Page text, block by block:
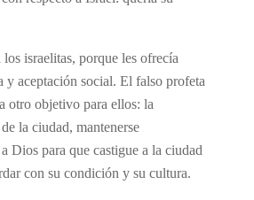
los israelitas, porque les ofrecía
y aceptación social. El falso profeta
otro objetivo para ellos: la
la ciudad, mantenerse
Dios para que castigue a la ciudad
con su condición y su cultura.